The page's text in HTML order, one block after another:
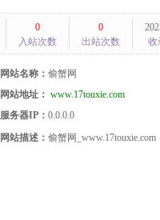
0
入站次数
0
出站次数
收
网站名称： 偷蟹网
网站地址： www.17touxie.com
服务器IP： 0.0.0.0
网站描述： 偷蟹网_www.17touxie.com